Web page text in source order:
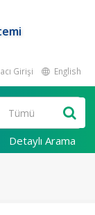
Girişi English
Detaylı Arama